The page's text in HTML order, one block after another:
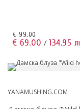
€ 99.00
€ 69.00 / 134.95
YANAMUSHING.COM